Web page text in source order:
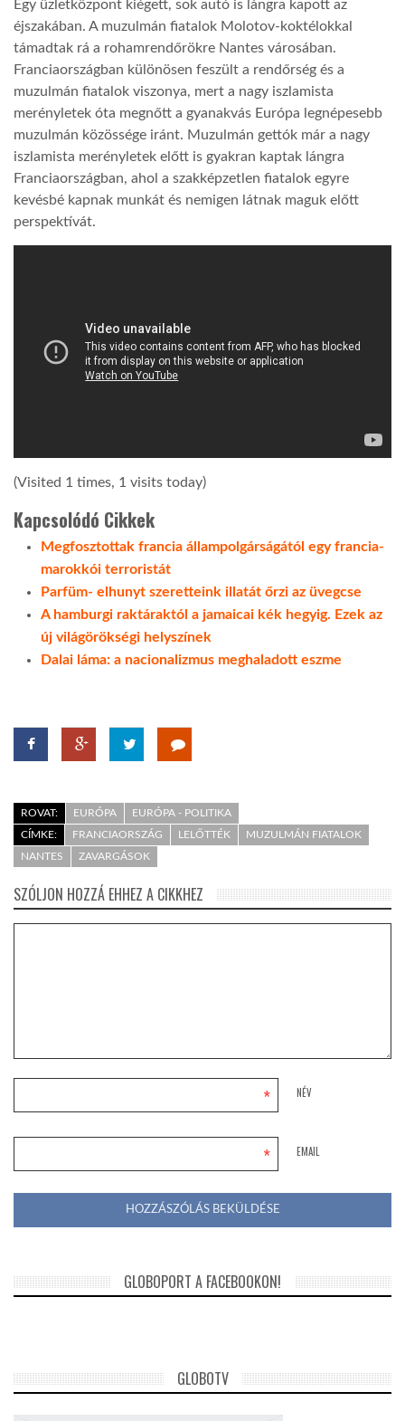
A NAP SZÉPE
LINKTR.EE
GLOBOZSARU
DOBRAVERO.HU
LATIMO.HU
Egy üzletközpont kiégett, sok autó is lángra kapott az
éjszakában. A muzulmán fiatalok Molotov-koktélokkal
támadtak rá a rohamrendőrökre Nantes városában.
Franciaországban különösen feszült a rendőrség és a
muzulmán fiatalok viszonya, mert a nagy iszlamista
merényletek óta megnőtt a gyanakvás Európa legnépesebb
muzulmán közössége iránt. Muzulmán gettók már a nagy
iszlamista merényletek előtt is gyakran kaptak lángra
Franciaországban, ahol a szakképzetlen fiatalok egyre
kevésbé kapnak munkát és nemigen látnak maguk előtt
perspektívát.
(Visited 1 times, 1 visits today)
Kapcsolódó Cikkek
Megfosztottak francia állampolgárságától egy francia-
marokkói terroristát
Parfüm- elhunyt szeretteink illatát őrzi az üvegcse
A hamburgi raktáraktól a jamaicai kék hegyig. Ezek az
új világörökségi helyszínek
Dalai láma: a nacionalizmus meghaladott eszme
ROVAT: EURÓPA
EURÓPA - POLITIKA
CÍMKE:
FRANCIAORSZÁG LELŐTTÉK
MUZULMÁN FIATALOK
NANTES
ZAVARGÁSOK
SZÓLJON HOZZÁ EHHEZ A CIKKHEZ
NÉV
*
EMAIL
*
GLOBOPORT A FACEBOOKON!
GLOBOTV